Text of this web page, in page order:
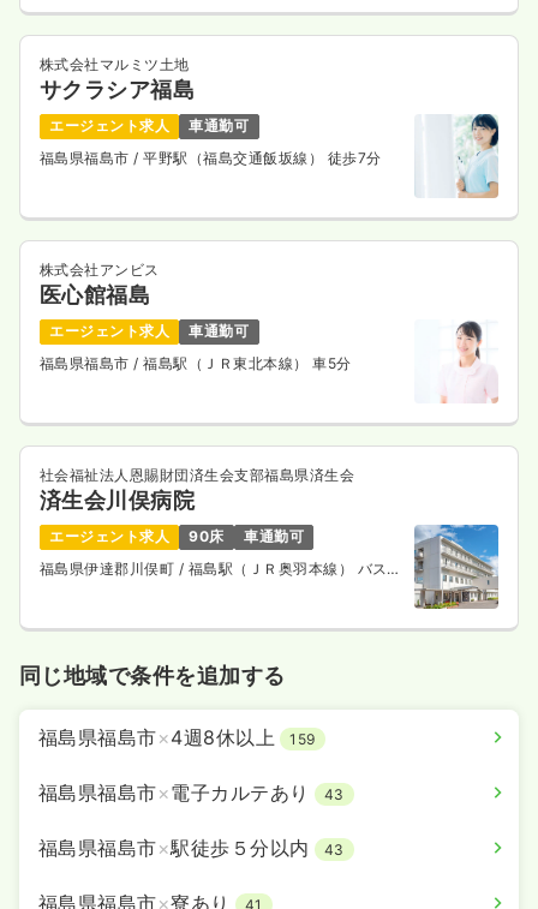
株式会社マルミツ土地
サクラシア福島
エージェント求人
車通勤可
福島県福島市 / 平野駅（福島交通飯坂線） 徒歩7分
株式会社アンビス
医心館福島
エージェント求人
車通勤可
福島県福島市 / 福島駅（ＪＲ東北本線） 車5分
社会福祉法人恩賜財団済生会支部福島県済生会
済生会川俣病院
エージェント求人 90床
車通勤可
福島県伊達郡川俣町 / 福島駅（ＪＲ奥羽本線） バス
同じ地域で条件を追加する
福島県福島市×4週8休以上 159
福島県福島市×電子カルテあり 43
福島県福島市×駅徒歩５分以内 43
福島県福島市×寮あり 41